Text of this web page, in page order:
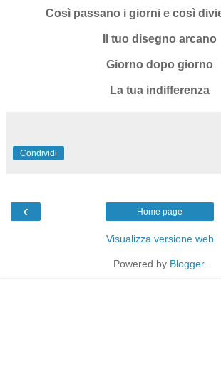
Così passano i giorni e così
Il tuo disegno arcano
Giorno dopo giorno
La tua indifferenza
Condividi
‹ Home page
Visualizza versione web
Powered by Blogger.